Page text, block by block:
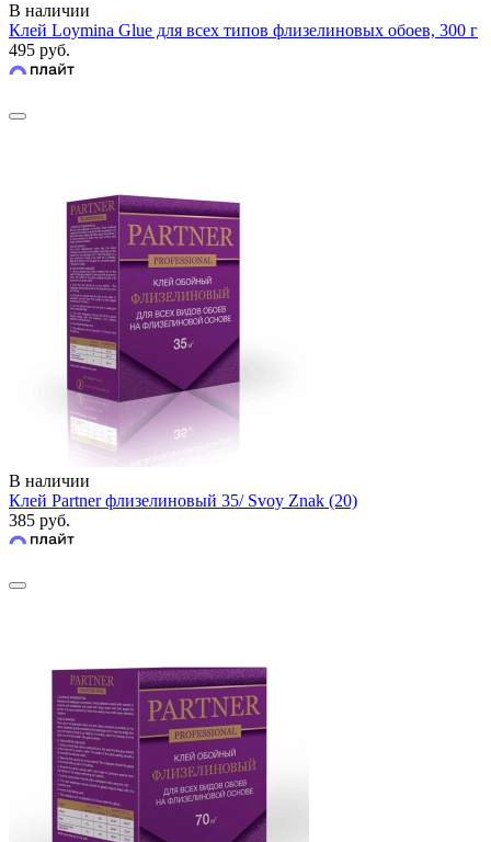
В наличии
Клей Loymina Glue для всех типов флизелиновых обоев, 300 г
495 руб.
В наличии
Клей Partner флизелиновый 35/ Svoy Znak (20)
385 руб.